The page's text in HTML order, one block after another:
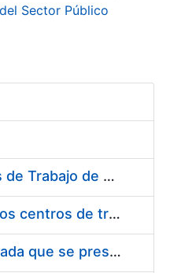
Sector Público
Suministro de Protectores Auditivos a medida para las personas trabajadoras de los Centros de Trabajo de Madrid y Burgos
Suministro de gafas graduadas antiproyecciones para los trabajadores de la FNMT-RCM en los centros de trabajo de Madrid y Burgos
Servicios de una empresa externa para el asesoramiento y resolución de los recursos de alzada que se presentan relacionados con procesos de selección para la FNMT-RCM